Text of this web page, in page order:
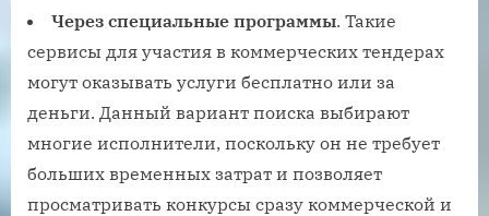
Через специальные программы. Такие
сервисы для участия в коммерческих тендерах
могут оказывать услуги бесплатно или за
деньги. Данный вариант поиска выбирают
многие исполнители, поскольку он не требует
больших временных затрат и позволяет
просматривать конкурсы сразу коммерческой и